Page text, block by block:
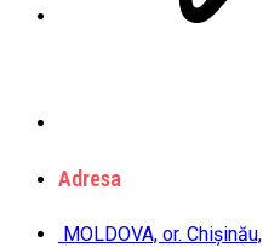
Adresa
MOLDOVA, or. Chișinău,